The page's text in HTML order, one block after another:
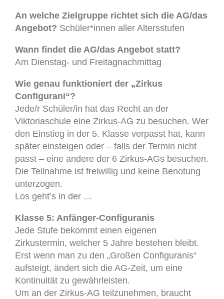
An welche Zielgruppe richtet sich die AG/das
Angebot? Schüler*innen aller Altersstufen
Wann findet die AG/das Angebot statt?
Am Dienstag- und Freitagnachmittag
Wie genau funktioniert der „Zirkus
Configurani“?
Jede/r Schüler/in hat das Recht an der
Viktoriaschule eine Zirkus-AG zu besuchen. Wer
den Einstieg in der 5. Klasse verpasst hat, kann
später einsteigen oder – falls der Termin nicht
passt – eine andere der 6 Zirkus-AGs besuchen.
Die Teilnahme ist freiwillig und keine Benotung
unterzogen.
Los geht’s in der …
Klasse 5: Anfänger-Configuranis
Jede Stufe bekommt einen eigenen
Zirkustermin, welcher 5 Jahre bestehen bleibt.
Erst wenn man zu den „Großen Configuranis“
aufsteigt, ändert sich die AG-Zeit, um eine
Kontinuität zu gewährleisten.
Um an der Zirkus-AG teilzunehmen, braucht